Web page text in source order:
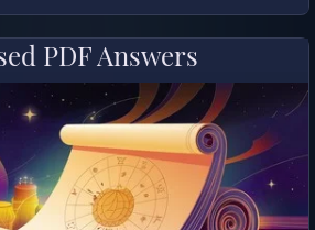
PDF Answers